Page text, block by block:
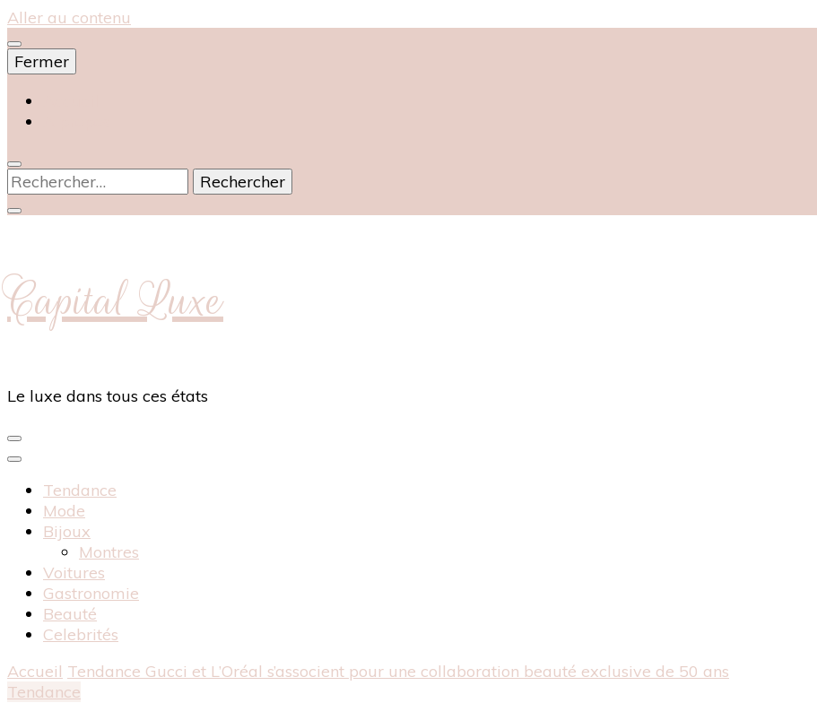
Aller au contenu
Fermer
Rechercher :
Capital Luxe
Le luxe dans tous ces états
Tendance
Mode
Bijoux
Montres
Voitures
Gastronomie
Beauté
Celebrités
Accueil Tendance Gucci et L’Oréal s’associent pour une collaboration beauté exclusive de 50 ans
Tendance